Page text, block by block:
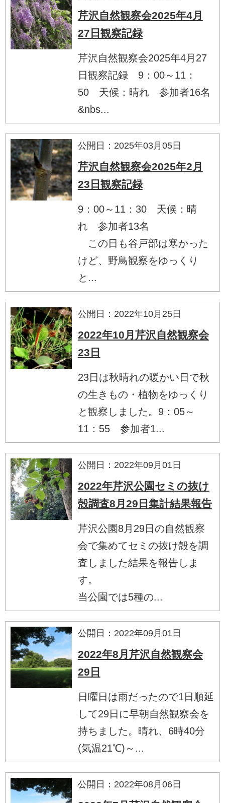
芹沢自然観察会2025年4月
27日観察記録
芹沢自然観察会2025年4月27
日観察記録 9：00～11：
50 天候：晴れ 参加者16名
&nbs...
公開日：2025年03月05日
芹沢自然観察会2025年2月
23日観察記録
9：00～11：30 天候：晴
れ 参加者13名
この日も谷戸部は寒かった
けど、野鳥観察をゆっくり
と...
公開日：2022年10月25日
2022年10月芹沢自然観察会
23日
23日は秋晴れの暖かい日で秋
の生きもの・植物をゆっくり
と観察しました。9：05～
11：55 参加者1...
公開日：2022年09月01日
2022年芹沢公園セミの抜け
殻調査8月29日集計結果報告
芹沢公園8月29日の自然観察
会で集めてセミの抜け殻を調
査しました結果を報告しま
す。
当公園では5種の...
公開日：2022年09月01日
2022年8月芹沢自然観察会
29日
日曜日は雨だったので1日順延
して29日に早朝自然観察会を
持ちました。晴れ、6時40分
(気温21℃)～...
公開日：2022年08月06日